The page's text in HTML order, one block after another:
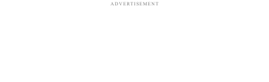
ADVERTISEMENT